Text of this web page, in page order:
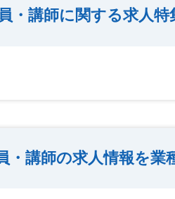
・講師に関する求人特
・講師の求人情報を業